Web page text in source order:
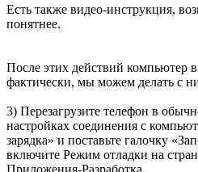
Есть также видео-инструкция,
понятнее.
После этих действий компьютер
фактически, мы можем делать с
3) Перезагрузите телефон в
настройках соединения с
зарядка» и поставьте галочку
включите Режим отладки на
Приложения-Разработка.